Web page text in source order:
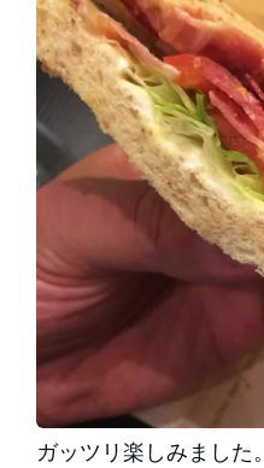
ガッツリ楽しみました。